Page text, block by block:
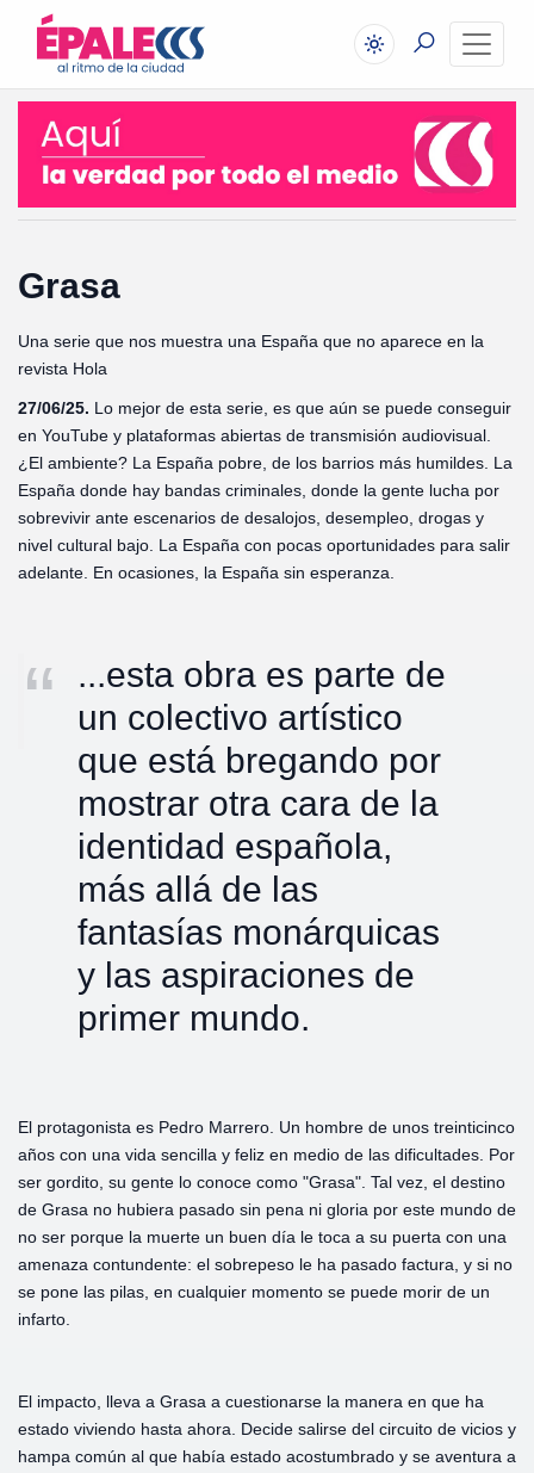
Grasa
Una serie que nos muestra una España que no aparece en la
revista Hola
27/06/25. Lo mejor de esta serie, es que aún se puede conseguir
en YouTube y plataformas abiertas de transmisión audiovisual.
¿El ambiente? La España pobre, de los barrios más humildes. La
España donde hay bandas criminales, donde la gente lucha por
sobrevivir ante escenarios de desalojos, desempleo, drogas y
nivel cultural bajo. La España con pocas oportunidades para salir
adelante. En ocasiones, la España sin esperanza.
...esta obra es parte de
un colectivo artístico
que está bregando por
mostrar otra cara de la
identidad española,
más allá de las
fantasías monárquicas
y las aspiraciones de
primer mundo.
El protagonista es Pedro Marrero. Un hombre de unos treinticinco
años con una vida sencilla y feliz en medio de las dificultades. Por
ser gordito, su gente lo conoce como "Grasa". Tal vez, el destino
de Grasa no hubiera pasado sin pena ni gloria por este mundo de
no ser porque la muerte un buen día le toca a su puerta con una
amenaza contundente: el sobrepeso le ha pasado factura, y si no
se pone las pilas, en cualquier momento se puede morir de un
infarto.
El impacto, lleva a Grasa a cuestionarse la manera en que ha
estado viviendo hasta ahora. Decide salirse del circuito de vicios y
hampa común al que había estado acostumbrado y se aventura a